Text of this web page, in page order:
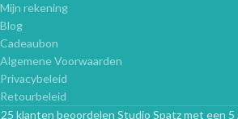
Mijn rekening
Blog
Cadeaubon
Algemene Voorwaarden
Privacybeleid
Retourbeleid
25 klanten beoordelen Studio Spatz met een 5